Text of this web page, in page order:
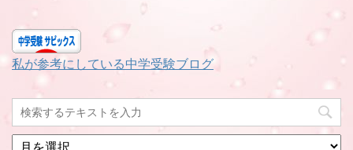
私が参考にしている中学受験ブログ
月